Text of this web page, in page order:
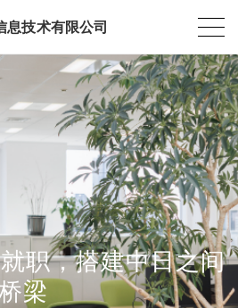
息技术有限公司
职，搭建中日之间
梁